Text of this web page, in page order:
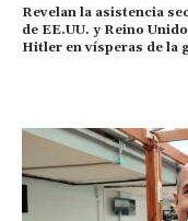
Revelan la asistencia
de EE.UU. y Reino
Hitler en vísperas de la